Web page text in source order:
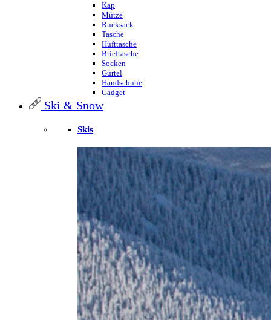
Kap
Mütze
Rucksack
Tasche
Hüfttasche
Brieftasche
Socken
Gürtel
Handschuhe
Gadget
Ski & Snow
Skis